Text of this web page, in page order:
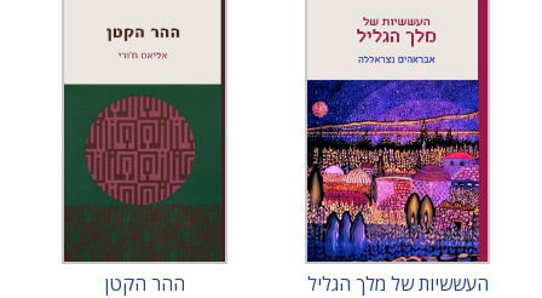
העששיות של מלך הגליל ההר הקטן